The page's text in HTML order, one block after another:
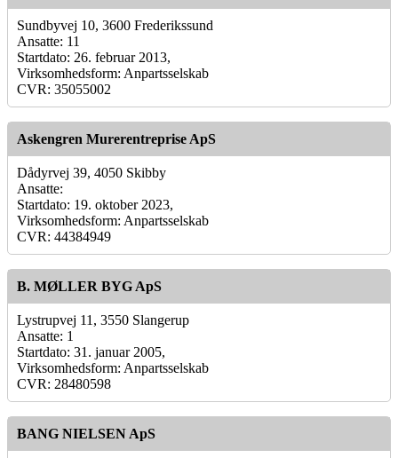
Sundbyvej 10, 3600 Frederikssund
Ansatte: 11
Startdato: 26. februar 2013,
Virksomhedsform: Anpartsselskab
CVR: 35055002
Askengren Murerentreprise ApS
Dådyrvej 39, 4050 Skibby
Ansatte:
Startdato: 19. oktober 2023,
Virksomhedsform: Anpartsselskab
CVR: 44384949
B. MØLLER BYG ApS
Lystrupvej 11, 3550 Slangerup
Ansatte: 1
Startdato: 31. januar 2005,
Virksomhedsform: Anpartsselskab
CVR: 28480598
BANG NIELSEN ApS